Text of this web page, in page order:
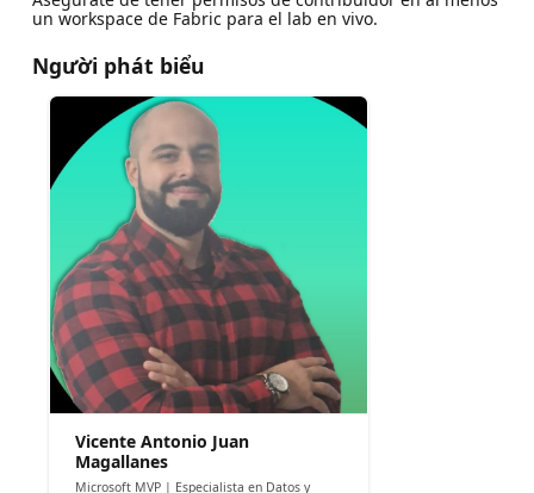
un workspace de Fabric para el lab en vivo.
Người phát biểu
Vicente Antonio Juan
Magallanes
Microsoft MVP | Especialista en Datos y